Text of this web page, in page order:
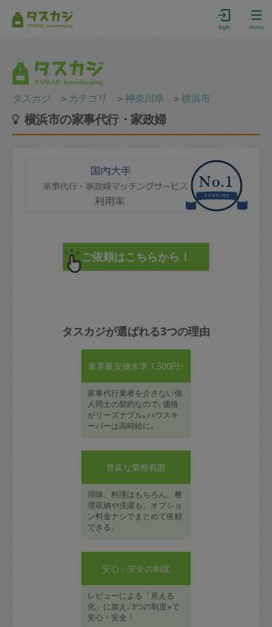
login menu
タスカジ ＞ カテゴリ ＞神奈川県 ＞横浜市
横浜市の家事代行・家政婦
タスカジが選ばれる3つの理由
業界最安値水準 1,500円~
家事代行業者を介さない個
人同士の契約なので､価格
がリーズナブル｡ハウスキ
ーパーは高時給に｡
豊富な業務範囲
掃除、料理はもちろん、整
理収納や洗濯も、オプショ
ン料金ナシでまとめて依頼
できる。
安心・安全の制度
レビューによる「見える
化」に加え､3つの制度※で
安心・安全！